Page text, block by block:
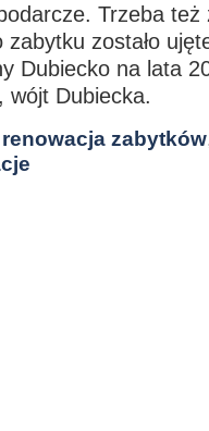
Trzeba też
zostało
Dubiecko na lata
wójt Dubiecka.
renowacja zabytków